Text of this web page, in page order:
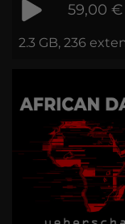
59,00 €
2.3 GB, 236